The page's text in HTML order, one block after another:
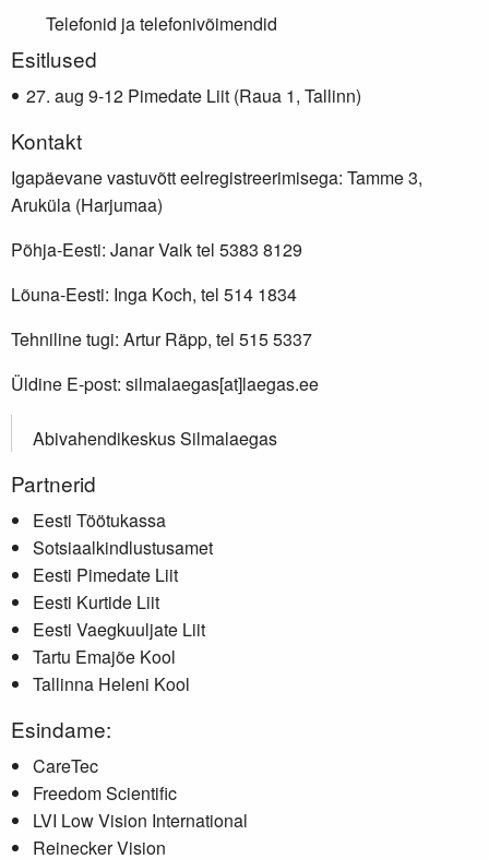
Telefonid ja telefonivõimendid
Lisainfo
Esitlused
aug 9-12 Pimedate Liit (Raua 1, Tallinn)
Kontakt
Igapäevane vastuvõtt eelregistreerimisega: Tamme 3,
Aruküla (Harjumaa)
Põhja-Eesti: Janar Vaik tel 5383 8129
Lõuna-Eesti: Inga Koch, tel 514 1834
Tehniline tugi: Artur Räpp, tel 515 5337
Üldine E-post: silmalaegas[at]laegas.ee
Abivahendikeskus Silmalaegas
Partnerid
Eesti Töötukassa
Sotsiaalkindlustusamet
Eesti Pimedate Liit
Eesti Kurtide Liit
Eesti Vaegkuuljate Liit
Tartu Emajõe Kool
Tallinna Heleni Kool
Esindame:
CareTec
Freedom Scientific
LVI Low Vision International
Reinecker Vision